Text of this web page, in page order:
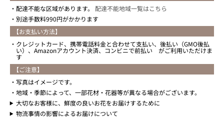
配達不能な区域があります。 配達不能地域一覧はこちら
別途手数料990円がかかります
【お支払い方法】
クレジットカード、携帯電話料金と合わせて支払い、後払い（GMO後払
い）、Amazonアカウント決済、コンビニで前払い がご利用いただけま
す
【ご注意】
写真はイメージです。
地域・季節によって、一部花材・花器等が異なる場合がございます。
大切なお客様に、鮮度の良いお花をお届けするために
物流事情の影響によるお届けについて